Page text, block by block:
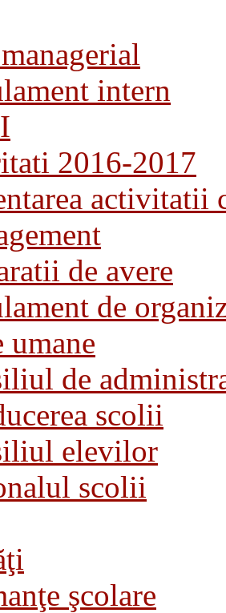
intern
2016-2017
activitatii
de avere
de
umane
de
scolii
elevilor
scolii
şcolare